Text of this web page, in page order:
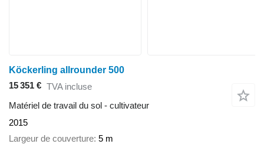
Köckerling allrounder 500
15 351 € TVA incluse
Matériel de travail du sol - cultivateur
2015
Largeur de couverture 5 m